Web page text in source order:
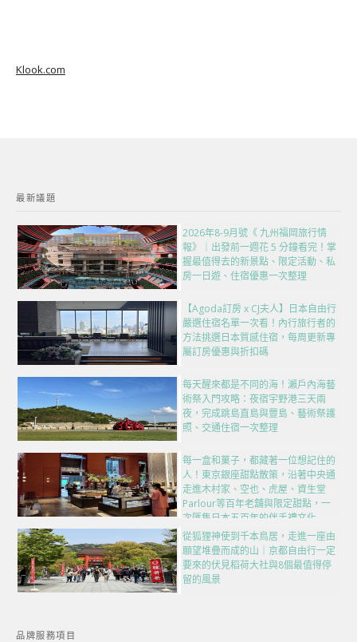
Klook.com
最新議題
2026年8-9月號《 九州福岡旅行情
報》｜出發前一週花 5 分鐘看完！掌
握最值得去的新景點、限定活動、私
房一日遊、住宿優惠一次整理
【Agoda訂房 x CJ夫人】日本自由行
嚴選住宿名單一次看！內行旅行者的
方法挑選日本質感住宿，每周更新專
屬訂房優惠與折扣碼
每天醒來都是不同的海！瀨戶內海藝
術祭入門攻略：夜宿宇野港三天兩
夜，完成跳島直島與豐島、藝術祭護
照、交通住宿一次整理
每一盒和菓子，都藏著一位想記住的
人！東京銀座甜點散策，沿著中央通
走進木村家、空也、虎屋、資生堂
Parlour等百年老舖與限定甜點，一
次匯集日本五百年的伴手禮文化
從狐狸神使到千本鳥居，走進一座由
願望堆疊而成的山｜京都自由行一定
要來的伏見稻荷大社與8個最值得停
留的風景
品牌服務項目